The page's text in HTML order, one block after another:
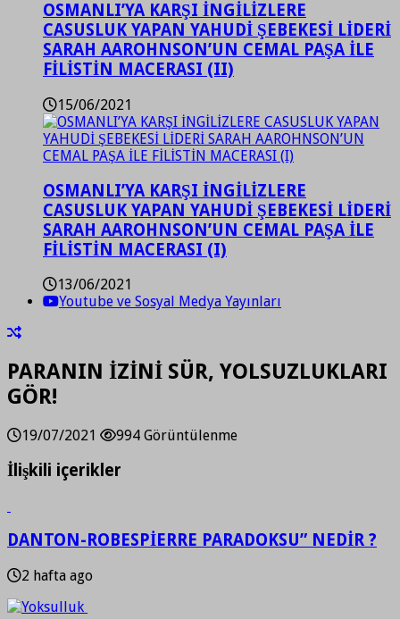
OSMANLI’YA KARŞI İNGİLİZLERE
CASUSLUK YAPAN YAHUDİ ŞEBEKESİ LİDERİ
SARAH AAROHNSON’UN CEMAL PAŞA İLE
FİLİSTİN MACERASI (II)
15/06/2021
OSMANLI’YA KARŞI İNGİLİZLERE
CASUSLUK YAPAN YAHUDİ ŞEBEKESİ LİDERİ
SARAH AAROHNSON’UN CEMAL PAŞA İLE
FİLİSTİN MACERASI (I)
13/06/2021
Youtube ve Sosyal Medya Yayınları
PARANIN İZİNİ SÜR, YOLSUZLUKLARI
GÖR!
19/07/2021 994 Görüntülenme
İlişkili içerikler
DANTON-ROBESPİERRE PARADOKSU” NEDİR ?
2 hafta ago